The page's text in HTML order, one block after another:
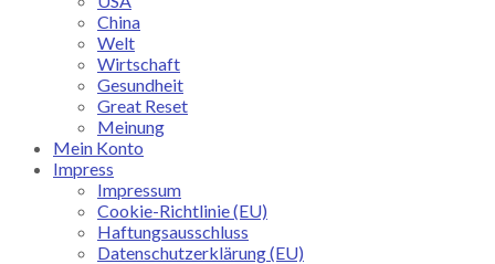
China
Welt
Wirtschaft
Gesundheit
Great Reset
Meinung
Mein Konto
Impress
Impressum
Cookie-Richtlinie (EU)
Haftungsausschluss
Datenschutzerklärung (EU)